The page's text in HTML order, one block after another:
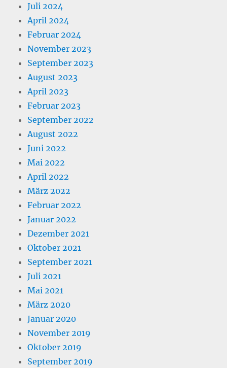
Juli 2024
April 2024
Februar 2024
November 2023
September 2023
August 2023
April 2023
Februar 2023
September 2022
August 2022
Juni 2022
Mai 2022
April 2022
März 2022
Februar 2022
Januar 2022
Dezember 2021
Oktober 2021
September 2021
Juli 2021
Mai 2021
März 2020
Januar 2020
November 2019
Oktober 2019
September 2019